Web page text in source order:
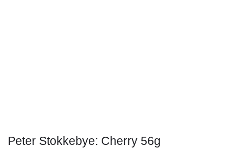
Peter Stokkebye: Cherry 56g